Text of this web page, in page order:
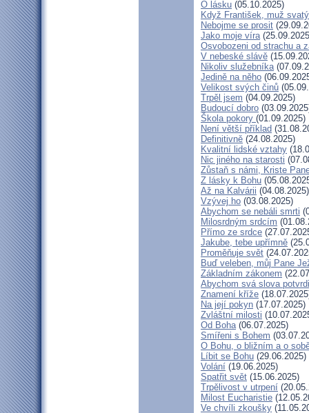
O lásku (05.10.2025)
Když František, muž svatý
Nebojme se prosit
Jako moje víra
Osvobozeni od strachu a
V nebeské slávě
Nikoliv služebníka
Jedině na něho
Velikost svých činů
Trpěl jsem (04.09.2025)
Budoucí dobro
Škola pokory (01.09.2025)
Není větší příklad
Definitivně (24.08.2025)
Kvalitní lidské vztahy
Nic jiného na starosti
Zůstaň s námi, Kriste
Z lásky k Bohu
Až na Kalvárii (04.08.2025)
Vzývej ho (03.08.2025)
Abychom se nebáli smrti
Milosrdným srdcím
Přímo ze srdce
Jakube, tebe upřímně
Proměňuje svět
Buď veleben, můj Pane
Základním zákonem
Abychom svá slova
Znamení kříže
Na její pokyn (17.07.2025)
Zvláštní milosti
Od Boha(06.07.2025)
Smířeni s Bohem
O Bohu, o bližním a o
Líbit se Bohu (29.06.2025)
Volání (19.06.2025)
Spatřit svět (15.06.2025)
Trpělivost v utrpení
Milost Eucharistie
Ve chvíli zkoušky